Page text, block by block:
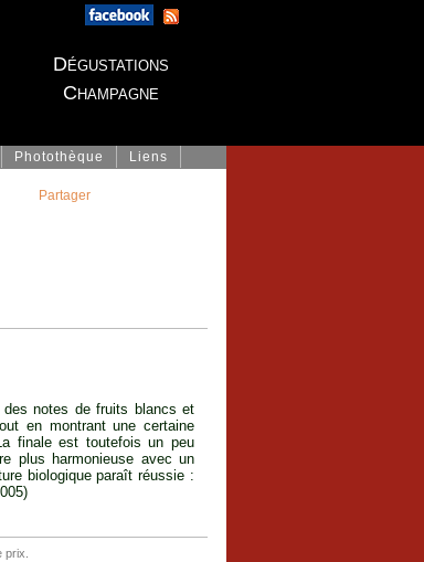
Dégustations
Champagne
Photothèque Liens
notes de fruits blancs et
en montrant une certaine
finale est toutefois un peu
plus harmonieuse avec un
biologique paraît réussie :
Partager